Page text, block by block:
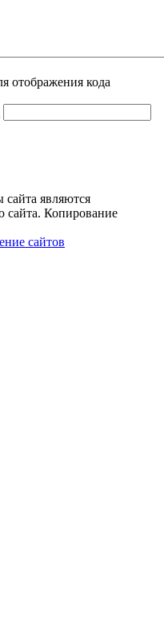
являются
сайта. Копирование
сайтов